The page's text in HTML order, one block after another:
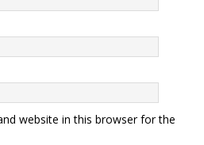
website in this browser for the